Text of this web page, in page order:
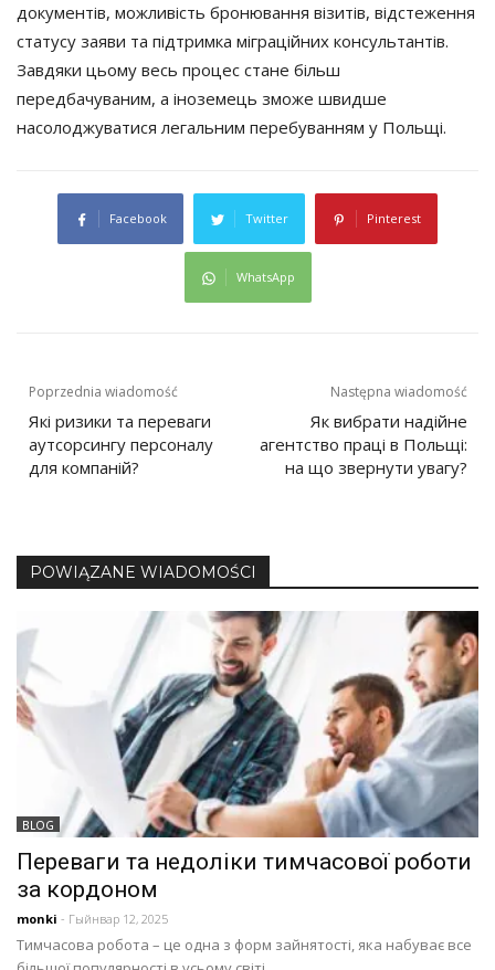
документів, можливість бронювання візитів, відстеження
статусу заяви та підтримка міграційних консультантів.
Завдяки цьому весь процес стане більш
передбачуваним, а іноземець зможе швидше
насолоджуватися легальним перебуванням у Польщі.
Facebook Twitter Pinterest
WhatsApp
Язмалар
буенча
навигация
Poprzednia wiadomość
Які ризики та переваги
аутсорсингу персоналу
для компаній?
Następna wiadomość
Як вибрати надійне
агентство праці в Польщі:
на що звернути увагу?
POWIĄZANE WIADOMOŚCI
BLOG
Переваги та недоліки тимчасової роботи
за кордоном
monki - Гыйнвар 12, 2025
Тимчасова робота – це одна з форм зайнятості, яка набуває все